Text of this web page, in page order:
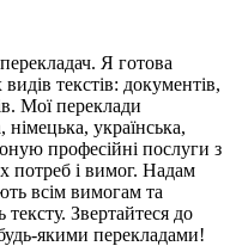
Я готова
текстів: документів,
Мої переклади
українська,
професійні послуги з
потреб і вимог. Надам
всім вимогам та
тексту. Звертайтеся до
якими перекладами!